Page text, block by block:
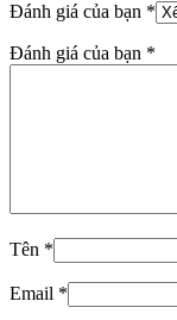
Đánh giá của bạn *
Đánh giá của bạn *
Tên *
Email *